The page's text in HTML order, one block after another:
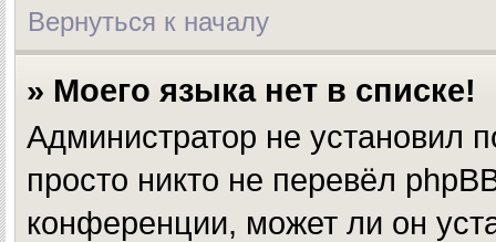
Вернуться к началу
» Моего языка нет в списке!
Администратор не установил
просто никто не перевёл
конференции, может ли он